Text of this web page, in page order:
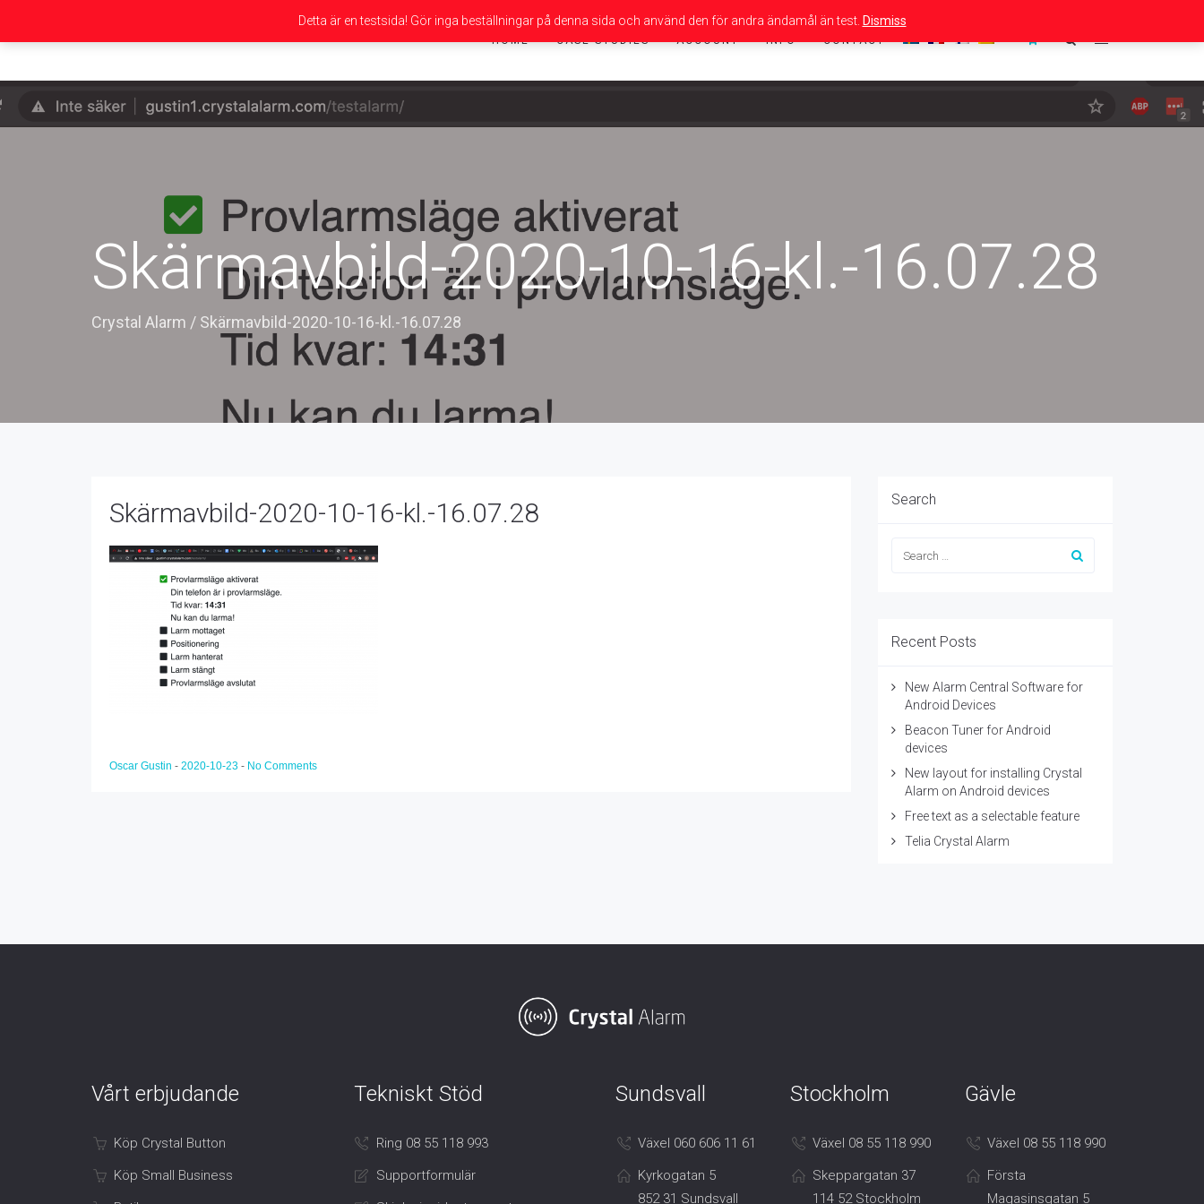
HOME CASE STUDIES ACCOUNT INFO CONTACT
Skärmavbild-2020-10-16-kl.-16.07.28
Crystal Alarm / Skärmavbild-2020-10-16-kl.-16.07.28
Skärmavbild-2020-10-16-kl.-16.07.28
Oscar Gustin - 2020-10-23 - No Comments
Search
Recent Posts
New Alarm Central Software for
Android Devices
Beacon Tuner for Android
devices
New layout for installing Crystal
Alarm on Android devices
Free text as a selectable feature
Telia Crystal Alarm
Vårt erbjudande
Köp Crystal Button
Köp Small Business
Tekniskt Stöd
Ring 08 55 118 993
Supportformulär
Sundsvall
Växel 060 606 11 61
Kyrkogatan 5
852 31 Sundsvall
Stockholm
Växel 08 55 118 990
Skeppargatan 37
114 52 Stockholm
Gävle
Växel 08 55 118 990
Första
Magasinsgatan 5
Detta är en testsida! Gör inga beställningar på denna sida och använd den för andra ändamål än test. Dismiss